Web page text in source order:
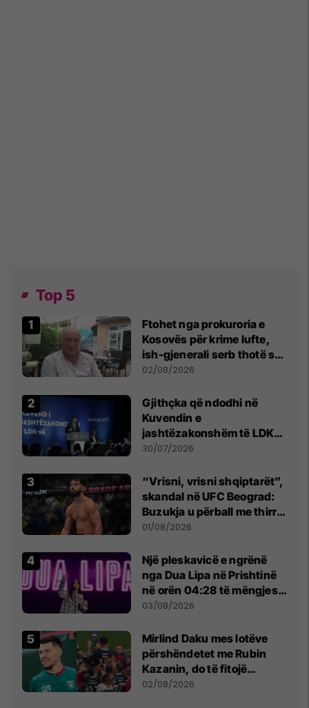
Top 5
Ftohet nga prokuroria e
Kosovës për krime lufte,
ish-gjenerali serb thotë se
dikush e tradhtoi në
02/08/2026
Gjithçka që ndodhi në
Kuvendin e
jashtëzakonshëm të LDK-
së
30/07/2026
“Vrisni, vrisni shqiptarët”,
skandal në UFC Beograd:
Buzukja u përball me thirrje
anti-shqiptare nga
01/08/2026
Një pleskavicë e ngrënë
nga Dua Lipa në Prishtinë
në orën 04:28 të mëngjesit
- dhe bota digjitale serbe
03/08/2026
Mirlind Daku mes lotëve
përshëndetet me Rubin
Kazanin, do të fitojë
miliona te Spartak Moska
02/08/2026